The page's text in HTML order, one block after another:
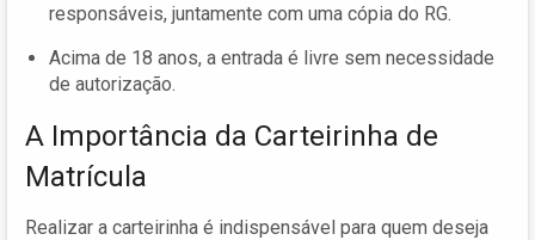
responsáveis, juntamente com uma cópia do RG.
Acima de 18 anos, a entrada é livre sem necessidade
de autorização.
A Importância da Carteirinha de
Matrícula
Realizar a carteirinha é indispensável para quem deseja